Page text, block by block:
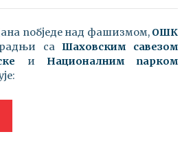
побједе над фашизмом, ОШК
саШаховским савезом
и Националним парком